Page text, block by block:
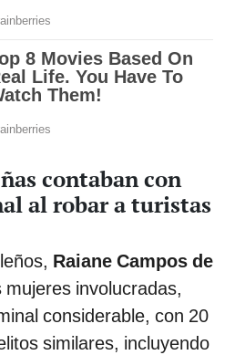
contaban con
al robar a turistas
Raiane Campos de
mujeres involucradas,
considerable, con 20
similares, incluyendo